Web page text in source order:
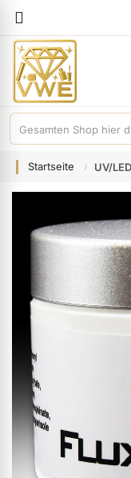
Gel anzeigen
Startseite UV/
der
Bildgalerie
springen